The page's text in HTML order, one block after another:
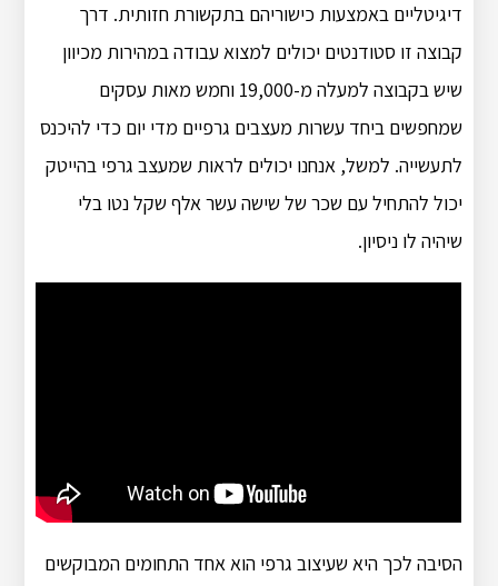
דיגיטליים באמצעות כישוריהם בתקשורת חזותית. דרך
קבוצה זו סטודנטים יכולים למצוא עבודה במהירות מכיוון
שיש בקבוצה למעלה מ-19,000 וחמש מאות עסקים
שמחפשים ביחד עשרות מעצבים גרפיים מדי יום כדי להיכנס
לתעשייה. למשל, אנחנו יכולים לראות שמעצב גרפי בהייטק
יכול להתחיל עם שכר של שישה עשר אלף שקל נטו בלי
שיהיה לו ניסיון.
הסיבה לכך היא שעיצוב גרפי הוא אחד התחומים המבוקשים